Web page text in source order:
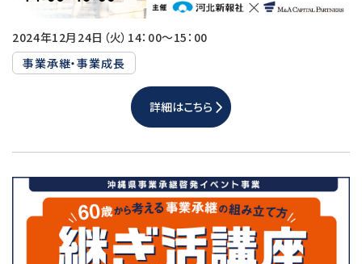
2024年12月24日（火）14：00～15：00
事業承継・事業成長
詳細はこちら